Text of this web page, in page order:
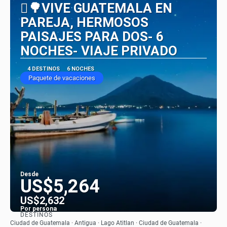
🛘🌳VIVE GUATEMALA EN
PAREJA, HERMOSOS
PAISAJES PARA DOS- 6
NOCHES- VIAJE PRIVADO
4 DESTINOS 6 NOCHES
Paquete de vacaciones
Desde
US$5,264
US$2,632
Por persona
Ver
DESTINOS
Ciudad de Guatemala · Antigua · Lago Atitlan · Ciudad de Guatemala ·